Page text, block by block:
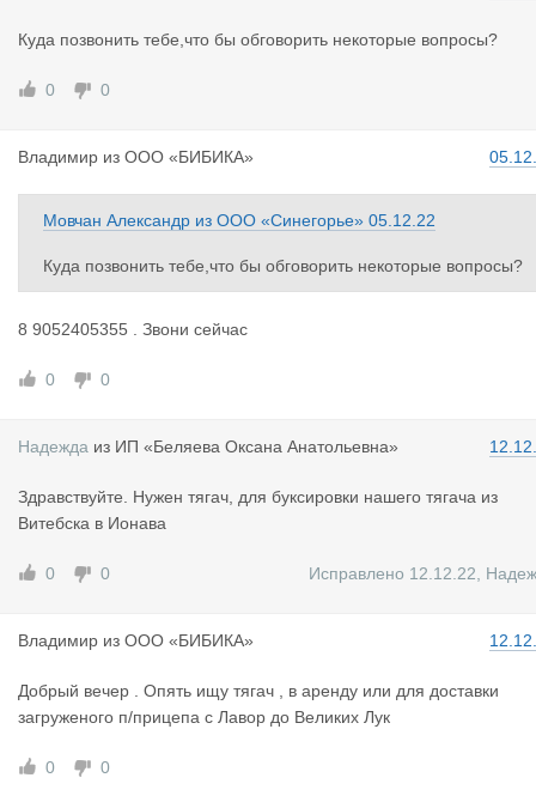
Куда позвонить тебе,что бы обговорить некоторые вопросы?
0 0
Владимир из ООО «БИБИКА»
Мовчан Александр из ООО «Синегорье» 05.12.22
Куда позвонить тебе,что бы обговорить некоторые вопросы?
8 9052405355 . Звони сейчас
0 0
Надежда из ИП «Беляева Оксана Анатольевна»
Здравствуйте. Нужен тягач, для буксировки нашего тягача из
Витебска в Ионава
0 0 Исправлено 12.12.22
Владимир из ООО «БИБИКА»
Добрый вечер . Опять ищу тягач , в аренду или для доставки
загруженого п/прицепа с Лавор до Великих Лук
0 0